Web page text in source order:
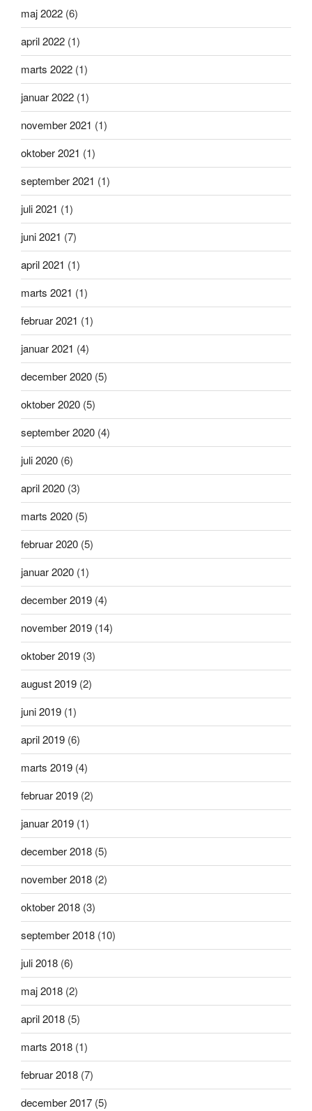
maj 2022 (6)
april 2022 (1)
marts 2022 (1)
januar 2022 (1)
november 2021 (1)
oktober 2021 (1)
september 2021 (1)
juli 2021 (1)
juni 2021 (7)
april 2021 (1)
marts 2021 (1)
februar 2021 (1)
januar 2021 (4)
december 2020 (5)
oktober 2020 (5)
september 2020 (4)
juli 2020 (6)
april 2020 (3)
marts 2020 (5)
februar 2020 (5)
januar 2020 (1)
december 2019 (4)
november 2019 (14)
oktober 2019 (3)
august 2019 (2)
juni 2019 (1)
april 2019 (6)
marts 2019 (4)
februar 2019 (2)
januar 2019 (1)
december 2018 (5)
november 2018 (2)
oktober 2018 (3)
september 2018 (10)
juli 2018 (6)
maj 2018 (2)
april 2018 (5)
marts 2018 (1)
februar 2018 (7)
december 2017 (5)